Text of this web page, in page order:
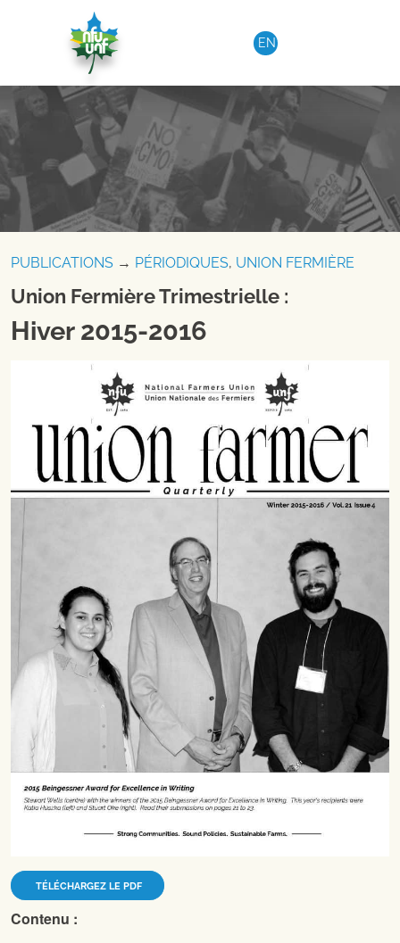
Aller au contenu
EN
PUBLICATIONS → PÉRIODIQUES, UNION FERMIÈRE
Union Fermière Trimestrielle :
Hiver 2015-2016
TÉLÉCHARGEZ LE PDF
Contenu :